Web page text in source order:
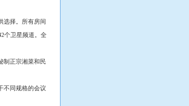
择。所有房间
个卫星频道。全
制正宗湘菜和民
不同规格的会议